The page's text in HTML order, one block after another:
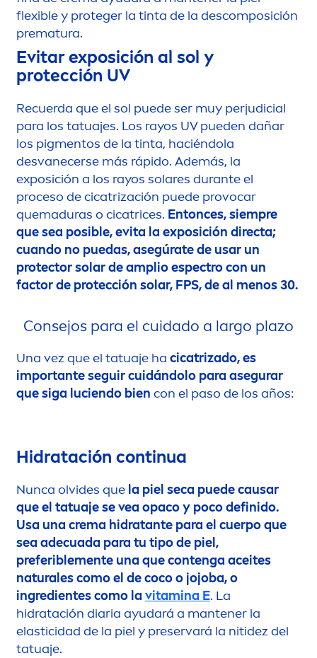
flexible y proteger la tinta de la descomposición
prematura.
Evitar exposición al sol y
protección UV
Recuerda que el sol puede ser muy perjudicial
para los tatuajes. Los rayos UV pueden dañar
los pigmentos de la tinta, haciéndola
desvanecerse más rápido. Además, la
exposición a los rayos solares durante el
proceso de cicatrización puede provocar
quemaduras o cicatrices. Entonces, siempre
que sea posible, evita la exposición directa;
cuando no puedas, asegúrate de usar un
protector solar de amplio espectro con un
factor de protección solar, FPS, de al menos 30.
Consejos para el cuidado a largo plazo
Una vez que el tatuaje ha cicatrizado, es
importante seguir cuidándolo para asegurar
que siga luciendo bien con el paso de los años:
Hidratación continua
Nunca olvides que la piel seca puede causar
que el tatuaje se vea opaco y poco definido.
Usa una crema hidratante para el cuerpo que
sea adecuada para tu tipo de piel,
preferiblemente una que contenga aceites
naturales como el de coco o jojoba, o
ingredientes como lavitamina E. La
hidratación diaria ayudará a mantener la
elasticidad de la piel y preservará la nitidez del
tatuaje.